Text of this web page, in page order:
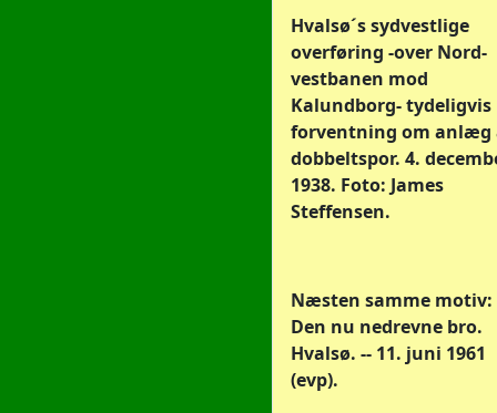
Hvalsø´s sydvestlige
overføring -over Nord-
vestbanen mod
Kalundborg- tydeligvis
forventning om anlæg
dobbeltspor. 4.
1938. Foto: James
Steffensen.
Næsten samme motiv:
Den nu nedrevne bro.
Hvalsø. -- 11. juni 1961
(evp).